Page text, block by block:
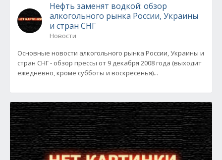
Нефть заменят водкой: обзор
алкогольного рынка России, Украины
и стран СНГ
Новости
Основные новости алкогольного рынка России, Украины и
стран СНГ - обзор прессы от 9 декабря 2008 года (выходит
ежедневно, кроме субботы и воскресенья)...